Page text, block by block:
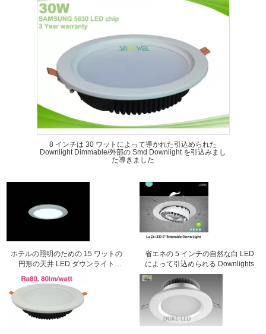
8 インチは 30 ワットによって導かれた引込められた
Downlight Dimmable/外部の Smd Downlight を引込みまし
た導きました
ホテルの照明のための 15 ワットの
円形の天井 LED ダウンライト
1250Lm
省エネの 5 インチの自然な白 LED
によって引込められる Downlights